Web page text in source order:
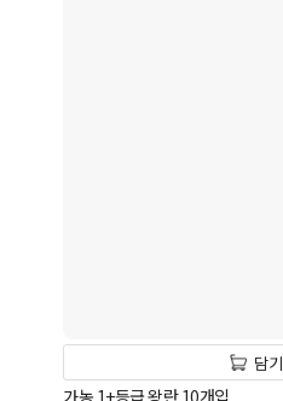
담기
가농 1+등급 왕란 10개입